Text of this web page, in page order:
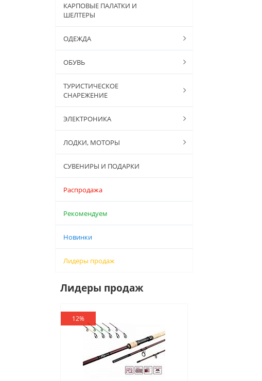
КАРПОВЫЕ ПАЛАТКИ И
ШЕЛТЕРЫ
ОДЕЖДА
ОБУВЬ
ТУРИСТИЧЕСКОЕ
СНАРЕЖЕНИЕ
ЭЛЕКТРОНИКА
ЛОДКИ, МОТОРЫ
СУВЕНИРЫ И ПОДАРКИ
Распродажа
Рекомендуем
Новинки
Лидеры продаж
Лидеры продаж
12%